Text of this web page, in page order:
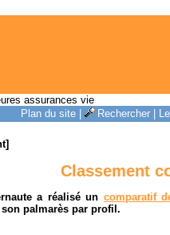
assurances vie
Plan du site| Rechercher|
Classement
a réalisé un comparatif
palmarès par profil.